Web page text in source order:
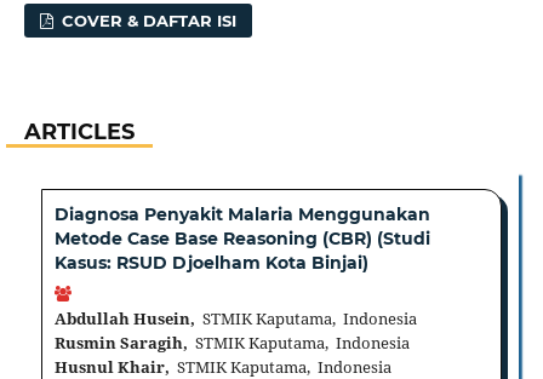
COVER & DAFTAR ISI
ARTICLES
Diagnosa Penyakit Malaria Menggunakan
Metode Case Base Reasoning (CBR) (Studi
Kasus: RSUD Djoelham Kota Binjai)
Abdullah Husein, STMIK Kaputama, Indonesia
Rusmin Saragih, STMIK Kaputama, Indonesia
Husnul Khair, STMIK Kaputama, Indonesia